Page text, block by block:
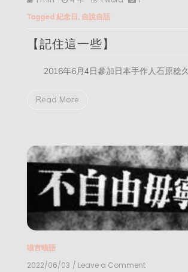
Tagged 紀念日 , 自說自話
【記住這一些】
2016年6月4日參加日本手作人石原稔
Read More
喵言喵語
2022/06/03 / Leave a Commenton